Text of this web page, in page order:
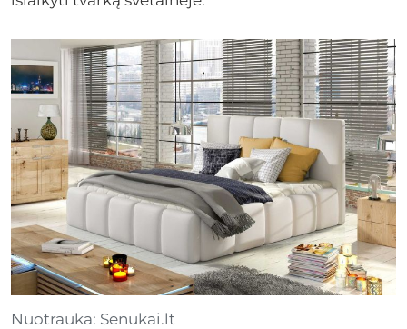
Nuotrauka: Senukai.lt